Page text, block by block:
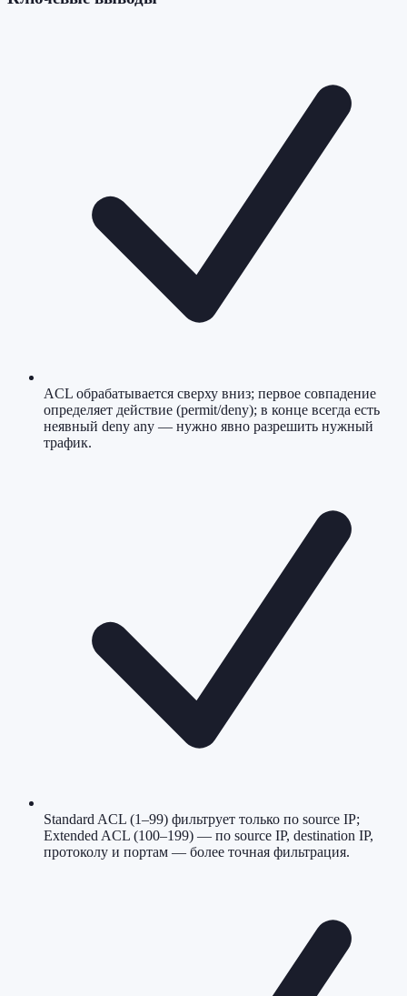
ACL обрабатывается сверху вниз; первое совпадение
определяет действие (permit/deny); в конце всегда есть
неявный deny any — нужно явно разрешить нужный
трафик.
Standard ACL (1–99) фильтрует только по source IP;
Extended ACL (100–199) — по source IP, destination IP,
протоколу и портам — более точная фильтрация.